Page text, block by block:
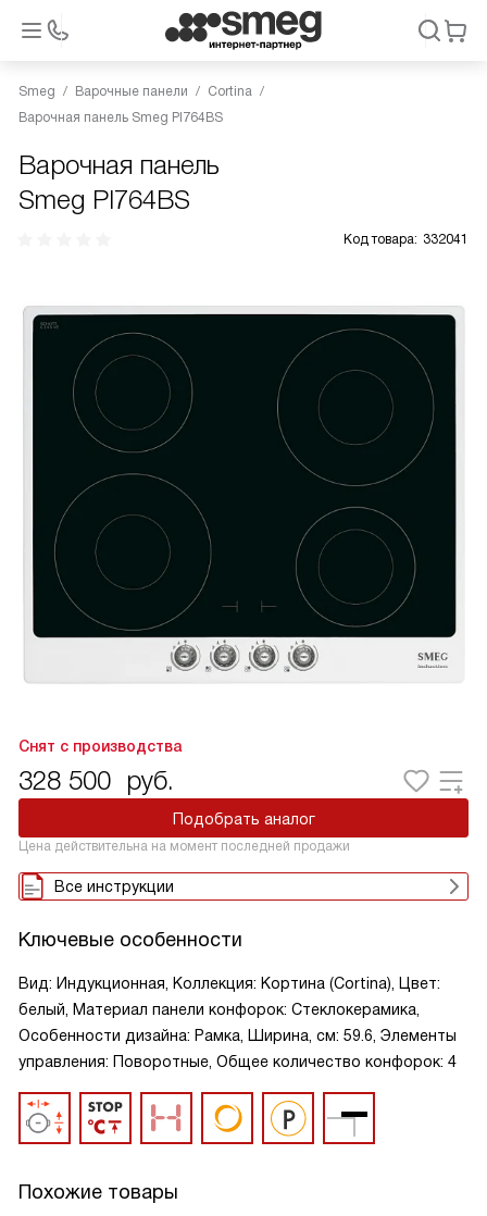
Smeg Варочные панели
Cortina
Варочная панель Smeg PI764BS
Варочная панель
Smeg PI764BS
Код товара: 332041
Снят с производства
328 500 руб.
Подобрать аналог
Цена действительна на момент последней продажи
Все инструкции
Ключевые особенности
Вид: Индукционная, Коллекция: Кортина (Cortina), Цвет:
белый, Материал панели конфорок: Стеклокерамика,
Особенности дизайна: Рамка, Ширина, см: 59.6, Элементы
управления: Поворотные, Общее количество конфорок: 4
Похожие товары